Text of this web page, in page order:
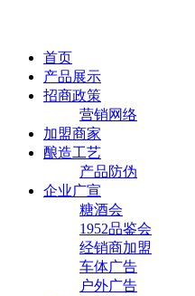
首页
产品展示
招商政策
营销网络
加盟商家
酿造工艺
产品防伪
企业广宣
糖酒会
1952品鉴会
经销商加盟
车体广告
户外广告